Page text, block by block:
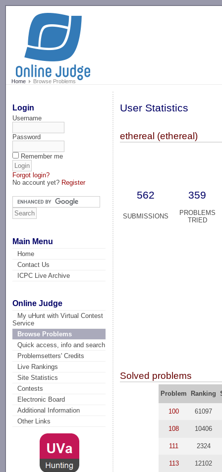
Home Browse Problems
Login
Username
Password
Remember me
Forgot login?
No account yet? Register
Main Menu
Home
Contact Us
ICPC Live Archive
Online Judge
My uHunt with Virtual Contest
Service
Browse Problems
Quick access, info and search
Problemsetters' Credits
Live Rankings
Site Statistics
Contests
Electronic Board
Additional Information
Other Links
User Statistics
ethereal (ethereal)
562 359
SUBMISSIONS
PROBLEMS
TRIED
Solved problems
Problem Ranking
100 61097
108 10406
111 2324
113 12102